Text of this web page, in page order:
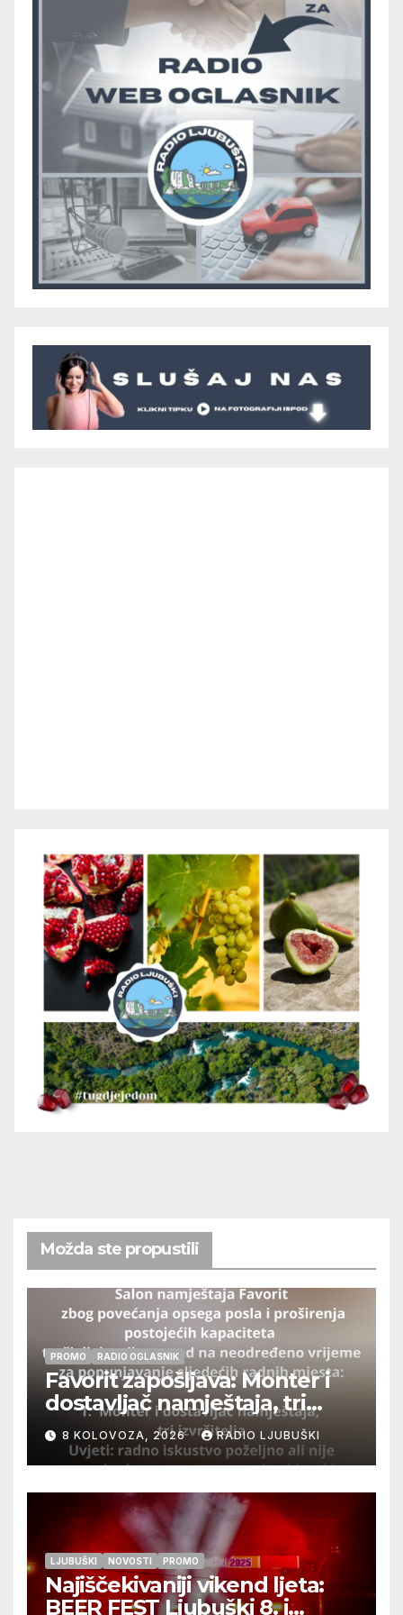
Možda ste propustili
PROMO RADIO OGLASNIK
Favorit zapošljava: Monter i
dostavljač namještaja, tri
izvršitelja
8 KOLOVOZA, 2026 RADIO LJUBUŠKI
LJUBUŠKI NOVOSTI PROMO
Najiščekivaniji vikend ljeta:
BEER FEST Ljubuški 8. i